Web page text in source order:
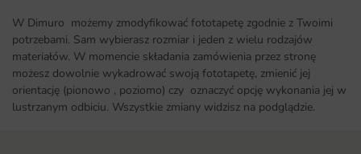
W Dimuro możemy zmodyfikować fototapetę zgodnie z Twoimi
potrzebami. Sam wybierasz rozmiar i jeden z wielu rodzajów
materiałów. W momencie składania zamówienia przez stronę
możesz dowolnie wykadrować swoją fototapetę, zmienić jej
orientację (pionowo , poziomo) czy oznaczyć opcję wykonania jej w
lustrzanym odbiciu. Wszystkie zmiany widzisz na podglądzie.